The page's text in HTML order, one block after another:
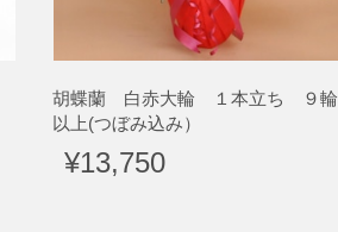
胡蝶蘭 白赤大輪 １本立ち ９輪
以上(つぼみ込み）
¥13,750